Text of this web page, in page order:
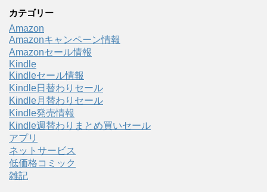
カテゴリー
Amazon
Amazonキャンペーン情報
Amazonセール情報
Kindle
Kindleセール情報
Kindle日替わりセール
Kindle月替わりセール
Kindle発売情報
Kindle週替わりまとめ買いセール
アプリ
ネットサービス
低価格コミック
雑記